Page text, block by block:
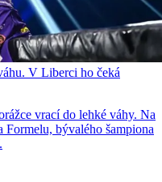
V Liberci ho čeká
vrací do lehké váhy. Na
bývalého šampiona